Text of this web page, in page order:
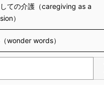
ての介護（caregiving as a
）
wonder words）